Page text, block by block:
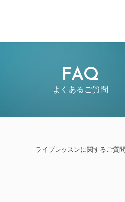
FAQ
よくあるご質問
ライブレッスンに関するご質問